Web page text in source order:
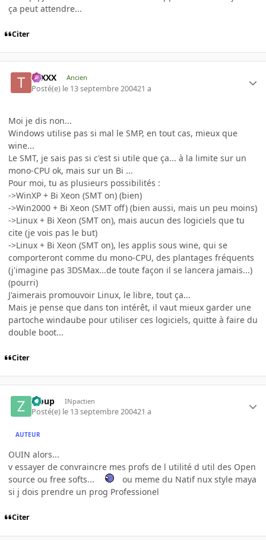
ça peut attendre...
Citer
tuXXX Ancien
Posté(e) le 13 septembre 200421 a
Moi je dis non...
Windows utilise pas si mal le SMP, en tout cas, mieux que
wine...
Le SMT, je sais pas si c'est si utile que ça... à la limite sur un
mono-CPU ok, mais sur un Bi ...
Pour moi, tu as plusieurs possibilités :
->WinXP + Bi Xeon (SMT on) (bien)
->Win2000 + Bi Xeon (SMT off) (bien aussi, mais un peu moins)
->Linux + Bi Xeon (SMT on), mais aucun des logiciels que tu
cite (je vois pas le but)
->Linux + Bi Xeon (SMT on), les applis sous wine, qui se
comporteront comme du mono-CPU, des plantages fréquents
(j'imagine pas 3DSMax...de toute façon il se lancera jamais...)
(pourri)
J'aimerais promouvoir Linux, le libre, tout ça...
Mais je pense que dans ton intérêt, il vaut mieux garder une
partoche windaube pour utiliser ces logiciels, quitte à faire du
double boot...
Citer
Zloup INpactien
Posté(e) le 13 septembre 200421 a
AUTEUR
OUIN alors...
v essayer de convraincre mes profs de l utilité d util des Open
source ou free softs...
ou meme du Natif nux style maya
si j dois prendre un prog Professionel
Citer